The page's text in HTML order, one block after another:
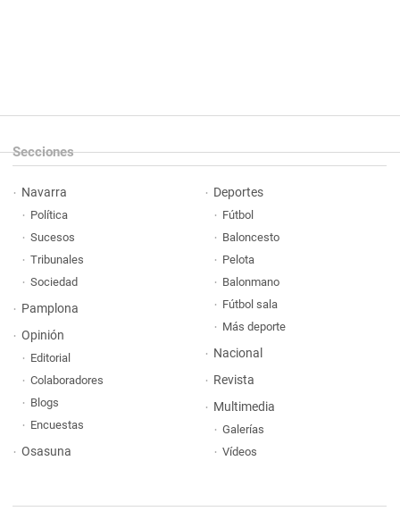
Secciones
Navarra
Política
Sucesos
Tribunales
Sociedad
Pamplona
Opinión
Editorial
Colaboradores
Blogs
Encuestas
Osasuna
Deportes
Fútbol
Baloncesto
Pelota
Balonmano
Fútbol sala
Más deporte
Nacional
Revista
Multimedia
Galerías
Vídeos